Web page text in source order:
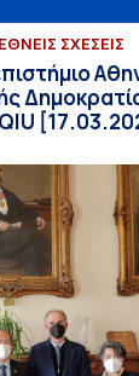
ΣΧΕΣΕΙΣ